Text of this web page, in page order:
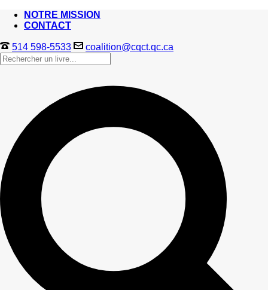
NOTRE MISSION
CONTACT
514 598-5533 coalition@cqct.qc.ca